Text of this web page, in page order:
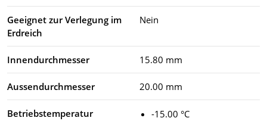
Geeignet zur Verlegung im
Erdreich
Nein
Innendurchmesser 15.80 mm
Aussendurchmesser 20.00 mm
Betriebstemperatur
-15.00 °C